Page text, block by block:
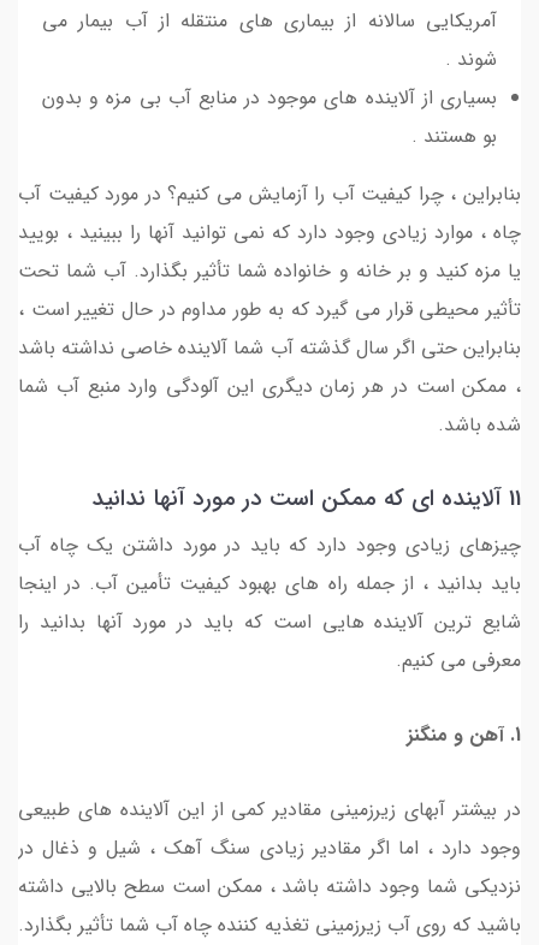
آمریکایی سالانه از بیماری های منتقله از آب بیمار می
شوند .
بسیاری از آلاینده های موجود در منابع آب بی مزه و بدون
بو هستند .
بنابراین ، چرا کیفیت آب را آزمایش می کنیم؟ در مورد کیفیت آب
چاه ، موارد زیادی وجود دارد که نمی توانید آنها را ببینید ، بویید
یا مزه کنید و بر خانه و خانواده شما تأثیر بگذارد. آب شما تحت
تأثیر محیطی قرار می گیرد که به طور مداوم در حال تغییر است ،
بنابراین حتی اگر سال گذشته آب شما آلاینده خاصی نداشته باشد
، ممکن است در هر زمان دیگری این آلودگی وارد منبع آب شما
شده باشد.
11 آلاینده ای که ممکن است در مورد آنها ندانید
چیزهای زیادی وجود دارد که باید در مورد داشتن یک چاه آب
باید بدانید ، از جمله راه های بهبود کیفیت تأمین آب. در اینجا
شایع ترین آلاینده هایی است که باید در مورد آنها بدانید را
معرفی می کنیم.
1. آهن و منگنز
در بیشتر آبهای زیرزمینی مقادیر کمی از این آلاینده های طبیعی
وجود دارد ، اما اگر مقادیر زیادی سنگ آهک ، شیل و ذغال در
نزدیکی شما وجود داشته باشد ، ممکن است سطح بالایی داشته
باشید که روی آب زیرزمینی تغذیه کننده چاه آب شما تأثیر بگذارد.